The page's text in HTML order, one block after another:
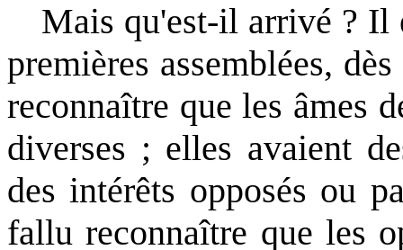
Mais qu'est-il arrivé ? Il
premières assemblées,
reconnaître que les âmes
diverses ; elles avaient
des intérêts opposés ou
fallu reconnaître que les